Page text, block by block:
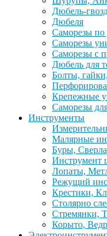
Дюбель-
Дюбеля
Саморезы по
Саморезы
Саморезы с
Дюбель для
Болты,
Крепежные
Саморезы
Инструменты
Малярные
Буры, Сверла
Инструмент
Лопаты,
Режущий
Крестики,
Столярно
Стремянки,
Корыто,